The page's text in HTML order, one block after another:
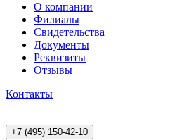
О компании
Филиалы
Свидетельства
Документы
Реквизиты
Отзывы
Контакты
+7 (495) 150-42-10